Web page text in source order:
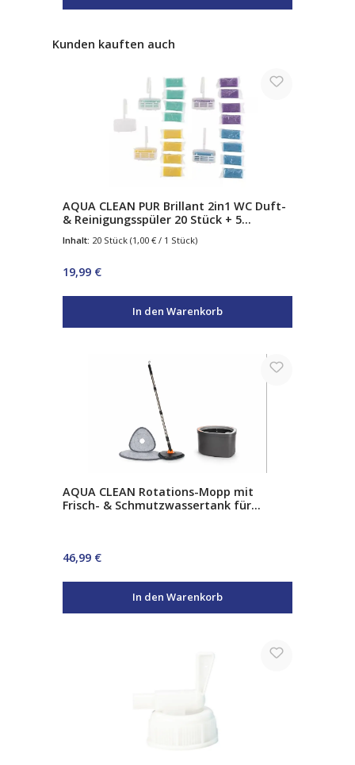
Produktgalerie überspringen
Kunden kauften auch
AQUA CLEAN PUR Brillant 2in1 WC Duft-
& Reinigungsspüler 20 Stück + 5
Inhalt: 20 Stück (1,00 € / 1 Stück)
Regulärer Preis:
19,99 €
In den Warenkorb
AQUA CLEAN Rotations-Mopp mit
Frisch- & Schmutzwassertank für
Regulärer Preis:
46,99 €
In den Warenkorb